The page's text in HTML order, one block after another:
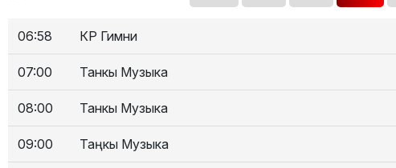
06:58 КР Гимни
07:00 Танкы Музыка
08:00 Танкы Музыка
09:00 Таңкы Музыка